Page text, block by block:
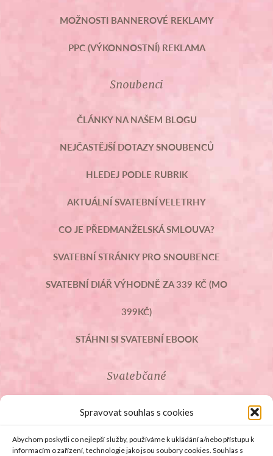
Spravovat souhlas s cookies
Abychom poskytli co nejlepší služby, používáme k ukládání a/nebo přístupu k
informacím o zařízení, technologie jako jsou soubory cookies. Souhlas s
MOŽNOSTI BANNEROVÉ REKLAMY
PPC (VÝKONNOSTNÍ) REKLAMA
Snoubenci
ČLÁNKY NA NAŠEM BLOGU
NEJČASTĚJŠÍ DOTAZY SNOUBENCŮ
HLEDEJ PODLE RUBRIK
AKTUÁLNÍ SVATEBNÍ VELETRHY
CO JE PŘEDMANŽELSKÁ SMLOUVA?
SVATEBNÍ STRÁNKY PRO SNOUBENCE
SVATEBNÍ DIÁŘ VÝHODNĚ ZA 339 KČ (MO
399KČ)
STÁHNI SI SVATEBNÍ EBOOK
Svatebčané
ROZCESTNÍK PRO SVATEBČANY
SVATEBNÍ PROSLOVY